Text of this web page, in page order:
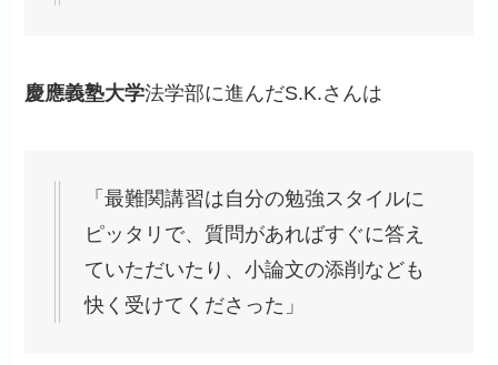
慶應義塾大学法学部に進んだS.K.さんは
「最難関講習は自分の勉強スタイルに
ピッタリで、質問があればすぐに答え
ていただいたり、小論文の添削なども
快く受けてくださった」